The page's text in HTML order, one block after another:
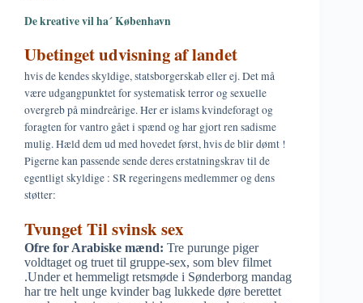
De kreative vil ha´ København
Ubetinget udvisning af landet
hvis de kendes skyldige, statsborgerskab eller ej. Det må
være udgangpunktet for systematisk terror og sexuelle
overgreb på mindreårige. Her er islams kvindeforagt og
foragten for vantro gået i spænd og har gjort ren sadisme
mulig. Hæld dem ud med hovedet først, hvis de blir dømt !
Pigerne kan passende sende deres erstatningskrav til de
egentligt skyldige : SR regeringens medlemmer og dens
støtter:
Tvunget Til svinsk sex
Ofre for Arabiske mænd: Tre purunge piger
voldtaget og truet til gruppe-sex, som blev filmet
.Under et hemmeligt retsmøde i Sønderborg mandag
har tre helt unge kvinder bag lukkede døre berettet